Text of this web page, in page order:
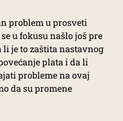
problem u prosveti
u fokusu našlo još pre
li je to zaštita nastavnog
plata i da li
probleme na ovaj
da su promene